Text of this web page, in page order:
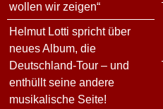
wollen wir zeigen“
Helmut Lotti spricht über
neues Album, die
Deutschland-Tour – und
enthüllt seine andere
musikalische Seite!